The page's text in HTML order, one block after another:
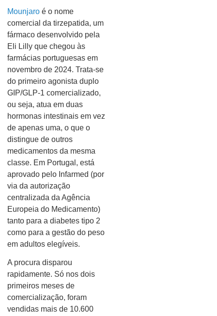
Mounjaro é o nome
comercial da tirzepatida, um
fármaco desenvolvido pela
Eli Lilly que chegou às
farmácias portuguesas em
novembro de 2024. Trata-se
do primeiro agonista duplo
GIP/GLP-1 comercializado,
ou seja, atua em duas
hormonas intestinais em vez
de apenas uma, o que o
distingue de outros
medicamentos da mesma
classe. Em Portugal, está
aprovado pelo Infarmed (por
via da autorização
centralizada da Agência
Europeia do Medicamento)
tanto para a diabetes tipo 2
como para a gestão do peso
em adultos elegíveis.
A procura disparou
rapidamente. Só nos dois
primeiros meses de
comercialização, foram
vendidas mais de 10.600